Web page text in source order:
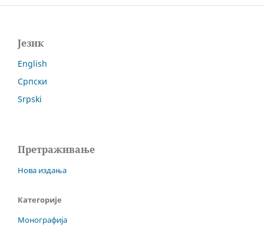
Језик
English
Српски
Srpski
Претраживање
Нова издања
Категорије
Монографија